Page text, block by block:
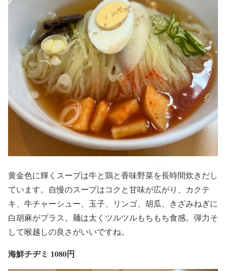
黄金色に輝くスープは牛と鶏と香味野菜を長時間炊きだし
ています。自慢のスープはコクと甘味が広がり、カクテ
キ、牛チャーシュー、玉子、リンゴ、胡瓜、きざみねぎに
白胡麻がプラス。麺は太くツルツルもちもち食感。弾力そ
して喉越しの良さがいいですね。
海鮮チヂミ 1080円